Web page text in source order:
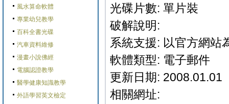
風水算命軟體
專業幼兒教學
百科全書光碟
汽車資料維修
漫畫小說佛經
電腦認證教學
醫學健康知識教學
外語學習英文檢定
光碟片數: 單片裝
破解說明:
系統支援: 以官方網站
軟體類型: 電子郵件
更新日期: 2008.01.01
相關網址: